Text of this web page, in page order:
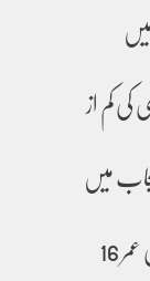
کم از
میں
لڑکیوں کے لئے شادی کی کم از کم قانونی عمر 16